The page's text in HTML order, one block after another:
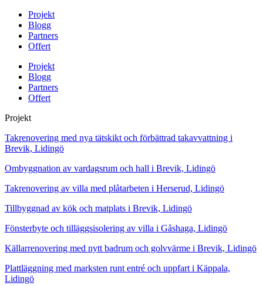
Projekt
Blogg
Partners
Offert
Projekt
Blogg
Partners
Offert
Projekt
Takrenovering med nya tätskikt och förbättrad takavvattning i
Brevik, Lidingö
Ombyggnation av vardagsrum och hall i Brevik, Lidingö
Takrenovering av villa med plåtarbeten i Herserud, Lidingö
Tillbyggnad av kök och matplats i Brevik, Lidingö
Fönsterbyte och tilläggsisolering av villa i Gåshaga, Lidingö
Källarrenovering med nytt badrum och golvvärme i Brevik, Lidingö
Plattläggning med marksten runt entré och uppfart i Käppala,
Lidingö